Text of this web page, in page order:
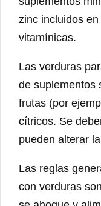
zinc incluidos
vitamínicas.
Las verduras
de suplementos
frutas (por
cítricos. Se
pueden alterar
Las reglas
con verduras